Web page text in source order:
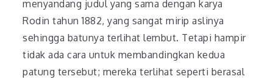
menyandang judul yang sama dengan karya
Rodin tahun 1882, yang sangat mirip aslinya
sehingga batunya terlihat lembut. Tetapi hampir
tidak ada cara untuk membandingkan kedua
patung tersebut; mereka terlihat seperti berasal